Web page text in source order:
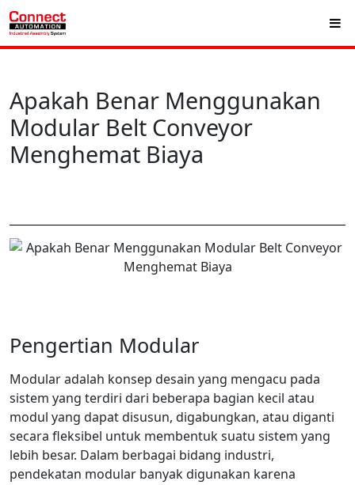
Apakah Benar Menggunakan
Modular Belt Conveyor
Menghemat Biaya
Pengertian Modular
Modular adalah konsep desain yang mengacu pada
sistem yang terdiri dari beberapa bagian kecil atau
modul yang dapat disusun, digabungkan, atau diganti
secara fleksibel untuk membentuk suatu sistem yang
lebih besar. Dalam berbagai bidang industri,
pendekatan modular banyak digunakan karena